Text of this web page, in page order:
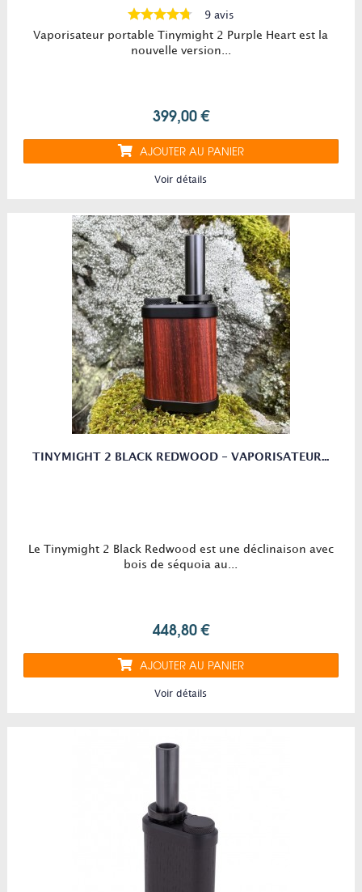
9 avis
Vaporisateur portable Tinymight 2 Purple Heart est la
nouvelle version...
399,00 €
AJOUTER AU PANIER
Voir détails
TINYMIGHT 2 BLACK REDWOOD - VAPORISATEUR...
Le Tinymight 2 Black Redwood est une déclinaison avec
bois de séquoia au...
448,80 €
AJOUTER AU PANIER
Voir détails